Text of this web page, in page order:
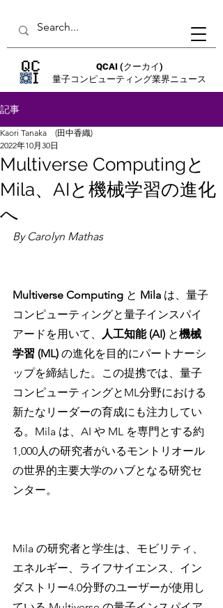
QCAI (クーカイ)
量子コンピューティング業界ニュース
記事
Multiverse Computingと
Mila、AIと機械学習の進化
へ
Kaori Tanaka (田中香織)
2022年10月30日
By Carolyn Mathas
Multiverse Computing と Mila は、量子
コンピューティングと量子インスパイ
アードを用いて、
人工知能 (AI) と機械
学習 (ML) の進化を目的にパートナーシ
ップを締結した。この提携では、量子
コンピューティングとML分野における
新たなリーダーの育成にも注力してい
る。Mila は、AI や ML を専門とする約
1,000人の研究者がいるモントリオール
の世界的主要大学のハブとなる研究セ
ンター。
Mila の研究者と学生は、モビリティ、
エネルギー、ライフサイエンス、イン
ダストリー4.0分野のユーザーが使用し